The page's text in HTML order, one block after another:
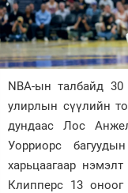
Спорт
Нийгэм
Дэлхий
Энтертайнмэнт
Зурхай
NBA-ын талбайд
улирлын сүүлийн
дундаас Лос
Уорриорс
харьцаагаар
Клипперс 13